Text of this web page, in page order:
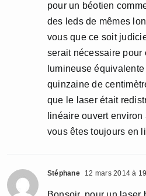
pour un béotien
des leds de mêmes
vous que ce soit
serait nécessaire pour
lumineuse
quinzaine de
que le laser était
linéaire ouvert environ
vous êtes toujours en
Stéphane 12 mars 2014 à